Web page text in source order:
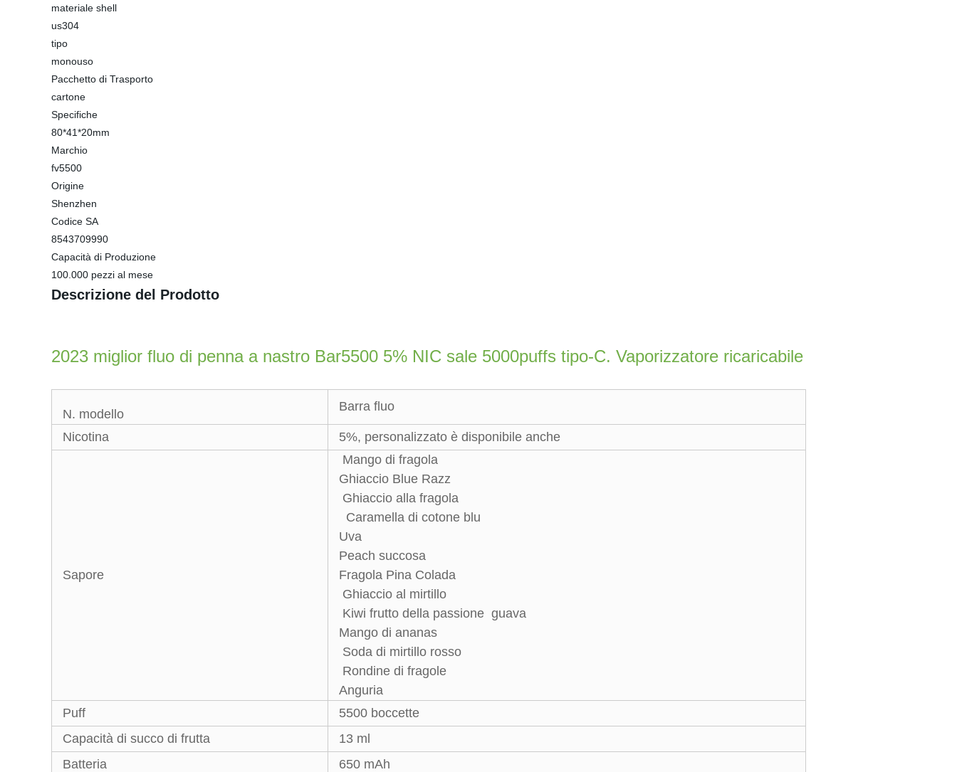
materiale shell
us304
tipo
monouso
Pacchetto di Trasporto
cartone
Specifiche
80*41*20mm
Marchio
fv5500
Origine
Shenzhen
Codice SA
8543709990
Capacità di Produzione
100.000 pezzi al mese
Descrizione del Prodotto
2023 miglior fluo di penna a nastro Bar5500 5% NIC sale 5000puffs tipo-C. Vaporizzatore ricaricabile
N. modello
Barra fluo
Nicotina 5%, personalizzato è disponibile anche
Sapore
Mango di fragola
Ghiaccio Blue Razz
Ghiaccio alla fragola
Caramella di cotone blu
Uva
Peach succosa
Fragola Pina Colada
Ghiaccio al mirtillo
Kiwi frutto della passione guava
Mango di ananas
Soda di mirtillo rosso
Rondine di fragole
Anguria
Puff
5500 boccette
Capacità di succo di frutta
13 ml
Batteria
650 mAh